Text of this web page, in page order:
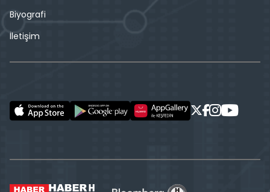
Biyografi
İletişim